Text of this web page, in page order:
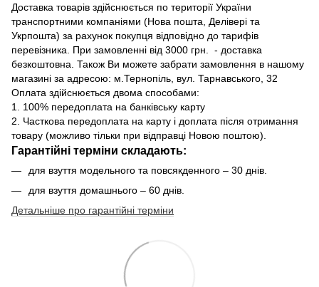
Доставка товарів здійснюється по території України
транспортними компаніями (Нова пошта, Делівері та
Укрпошта) за рахунок покупця відповідно до тарифів
перевізника. При замовленні від 3000 грн. - доставка
безкоштовна. Також Ви можете забрати замовлення в нашому
магазині за адресою: м.Тернопіль, вул. Тарнавського, 32
Оплата здійснюється двома способами:
1. 100% передоплата на банківську карту
2. Часткова передоплата на карту і доплата після отримання
товару (можливо тільки при відправці Новою поштою).
Гарантійні терміни складають:
для взуття модельного та повсякденного – 30 днів.
для взуття домашнього – 60 днів.
Детальніше про гарантійні терміни